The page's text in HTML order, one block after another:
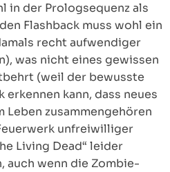
in der Prologsequenz als
Flashback muss wohl ein
recht aufwendiger
was nicht eines gewissen
(weil der bewusste
erkennen kann, dass neues
Leben zusammengehören
unfreiwilliger
Living Dead“ leider
auch wenn die Zombie-